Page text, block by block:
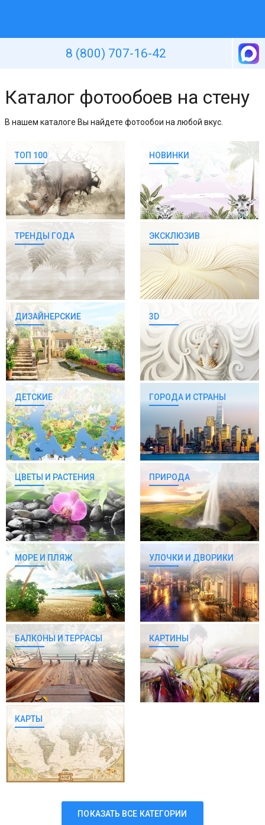
8 (800) 707-16-42
Каталог фотообоев на стену
В нашем каталоге Вы найдете фотообои на любой вкус.
ТОП 100 НОВИНКИ
ТРЕНДЫ ГОДА ЭКСКЛЮЗИВ
ДИЗАЙНЕРСКИЕ 3D
ДЕТСКИЕ ГОРОДА И СТРАНЫ
ЦВЕТЫ И РАСТЕНИЯ ПРИРОДА
МОРЕ И ПЛЯЖ УЛОЧКИ И ДВОРИКИ
БАЛКОНЫ И ТЕРРАСЫ КАРТИНЫ
КАРТЫ
ПОКАЗАТЬ ВСЕ КАТЕГОРИИ